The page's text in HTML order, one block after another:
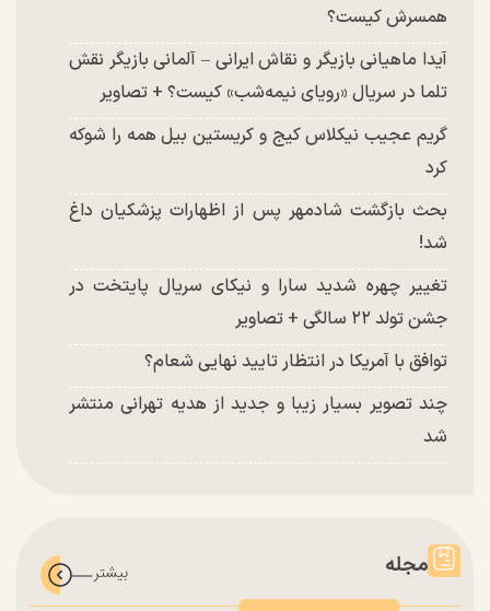
همسرش کیست؟
آیدا ماهیانی بازیگر و نقاش ایرانی – آلمانی بازیگر نقش
تلما در سریال «رویای نیمه‌شب» کیست؟ + تصاویر
گریم عجیب نیکلاس کیج و کریستین بیل همه را شوکه
کرد
بحث بازگشت شادمهر پس از اظهارات پزشکیان داغ
شد!
تغییر چهره شدید سارا و نیکای سریال پایتخت در
جشن تولد ۲۲ سالگی + تصاویر
توافق با آمریکا در انتظار تایید نهایی شعام؟
چند تصویر بسیار زیبا و جدید از هدیه تهرانی منتشر
شد
مجله